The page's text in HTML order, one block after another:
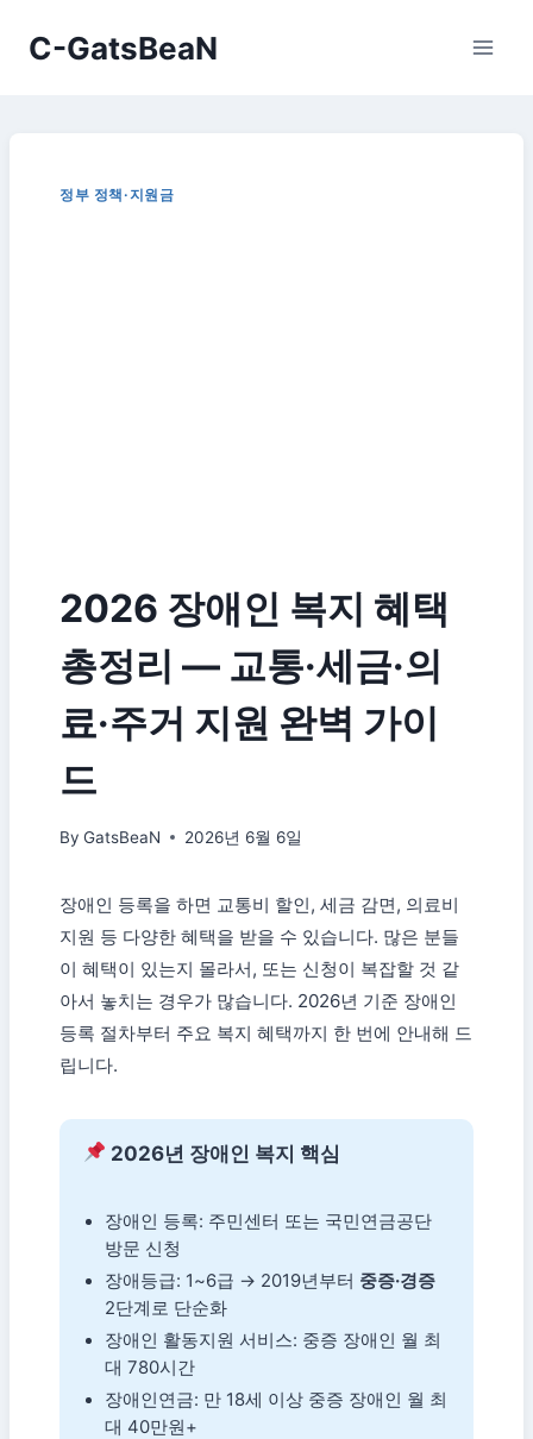
C-GatsBeaN
정부 정책·지원금
2026 장애인 복지 혜택
총정리 — 교통·세금·의
료·주거 지원 완벽 가이
드
By GatsBeaN 2026년 6월 6일
장애인 등록을 하면 교통비 할인, 세금 감면, 의료비
지원 등 다양한 혜택을 받을 수 있습니다. 많은 분들
이 혜택이 있는지 몰라서, 또는 신청이 복잡할 것 같
아서 놓치는 경우가 많습니다. 2026년 기준 장애인
등록 절차부터 주요 복지 혜택까지 한 번에 안내해 드
립니다.
2026년 장애인 복지 핵심
장애인 등록: 주민센터 또는 국민연금공단
방문 신청
장애등급: 1~6급 → 2019년부터 중증·경증
2단계로 단순화
장애인 활동지원 서비스: 중증 장애인 월 최
대 780시간
장애인연금: 만 18세 이상 중증 장애인 월 최
대 40만원+